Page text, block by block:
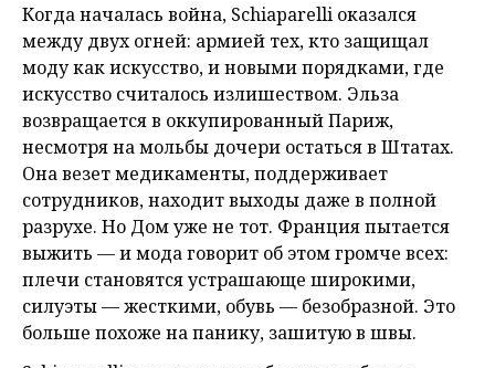
Когда началась война, Schiaparelli оказался
между двух огней: армией тех, кто защищал
моду как искусство, и новыми порядками, где
искусство считалось излишеством. Эльза
возвращается в оккупированный Париж,
несмотря на мольбы дочери остаться в Штатах.
Она везет медикаменты, поддерживает
сотрудников, находит выходы даже в полной
разрухе. Но Дом уже не тот. Франция пытается
выжить — и мода говорит об этом громче всех:
плечи становятся устрашающе широкими,
силуэты — жесткими, обувь — безобразной. Это
больше похоже на панику, зашитую в швы.